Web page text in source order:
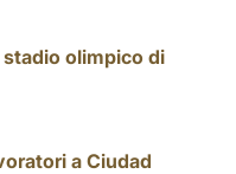
olimpico di
a Ciudad